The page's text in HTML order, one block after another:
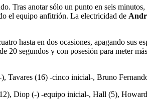
Tras anotar sólo un punto en seis
el equipo anfitrión. La electricidad de
hasta en dos ocasiones, apagando sus
20 segundos y con posesión para meter
Tavares (16) -cinco inicial-, Bruno
Diop (-) -equipo inicial-, Hall (5),